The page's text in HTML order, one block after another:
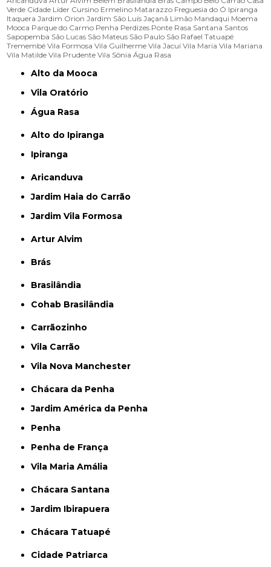
Verde Cidade Líder Cursino Ermelino Matarazzo Freguesia do Ó Ipiranga
Itaquera Jardim Orion Jardim São Luís Jaçanã Limão Mandaqui Moema
Mooca Parque do Carmo Penha Perdizes Ponte Rasa Santana Santos
Sapopemba São Lucas São Mateus São Paulo São Rafael Tatuapé
Tremembé Vila Formosa Vila Guilherme Vila Jacuí Vila Maria Vila Mariana
Vila Matilde Vila Prudente Vila Sônia Água Rasa
Alto da Mooca
Vila Oratório
Água Rasa
Alto do Ipiranga
Ipiranga
Aricanduva
Jardim Haia do Carrão
Jardim Vila Formosa
Artur Alvim
Brás
Brasilândia
Cohab Brasilândia
Carrãozinho
Vila Carrão
Vila Nova Manchester
Chácara da Penha
Jardim América da Penha
Penha
Penha de França
Vila Maria Amália
Chácara Santana
Jardim Ibirapuera
Chácara Tatuapé
Cidade Patriarca